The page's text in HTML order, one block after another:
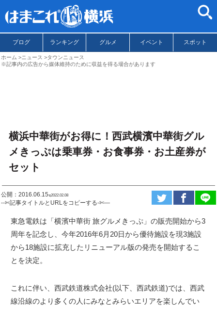
ブログ ランキング グルメ イベント スポット
ホーム ニュース
タウンニュース
※記事内の広告から媒体維持のために収益を得る場合があります
横浜中華街がお得に！西武横濱中華街グル
メきっぷは乗車券・お食事券・お土産券が
セット
公開：2016.06.15ಇ2022.02.08
--✄記事タイトルとURLをコピーする-✄—
東急電鉄は「横濱中華街 旅グルメきっぷ」の販売開始から3
周年を記念し、今年2016年6月20日から優待施設を現3施設
から18施設に拡充したリニューアル版の発売を開始するこ
とを決定。
これに伴い、西武鉄道株式会社(以下、西武鉄道)では、西武
線沿線のより多くの人にみなとみらいエリアを楽しんでい